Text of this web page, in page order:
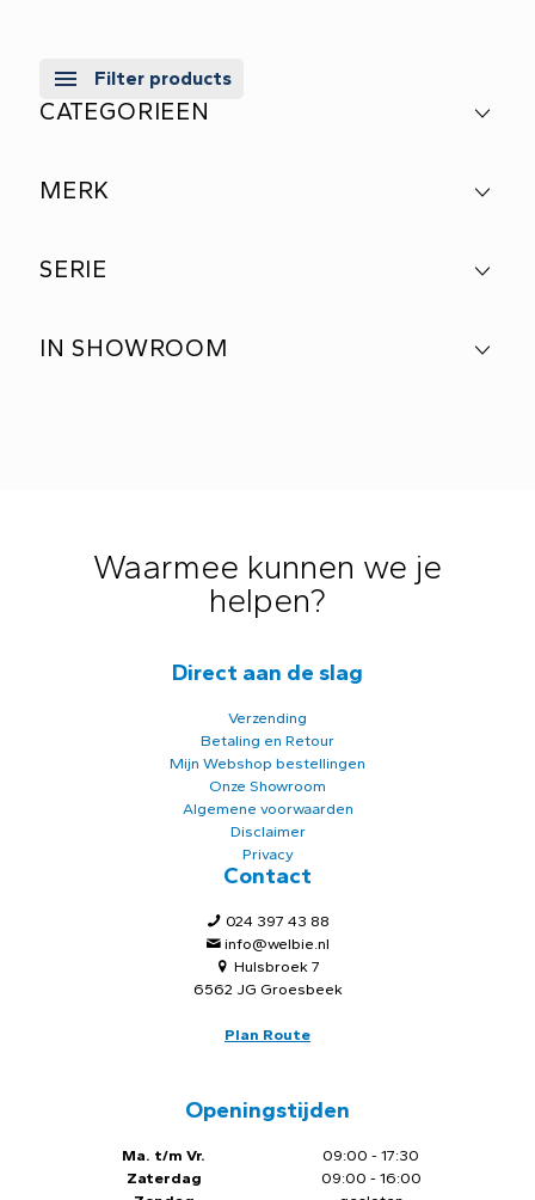
Filter products
CATEGORIEEN
MERK
SERIE
IN SHOWROOM
Waarmee kunnen we je
helpen?
Direct aan de slag
Verzending
Betaling en Retour
Mijn Webshop bestellingen
Onze Showroom
Algemene voorwaarden
Disclaimer
Privacy
Contact
024 397 43 88
info@welbie.nl
Hulsbroek 7
6562 JG Groesbeek
Plan Route
Openingstijden
Ma. t/m Vr.
Zaterdag
09:00 - 17:30
09:00 - 16:00